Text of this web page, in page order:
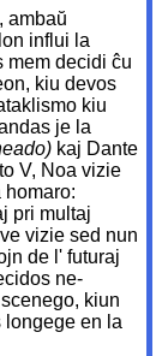
ambaŭ
influi la
mem decidi ĉu
kiu devos
kiu
je la
kaj Dante
V, Noa vizie
pri multaj
vizie sed nun
de l' futuraj
ne-
kiun
longege en la